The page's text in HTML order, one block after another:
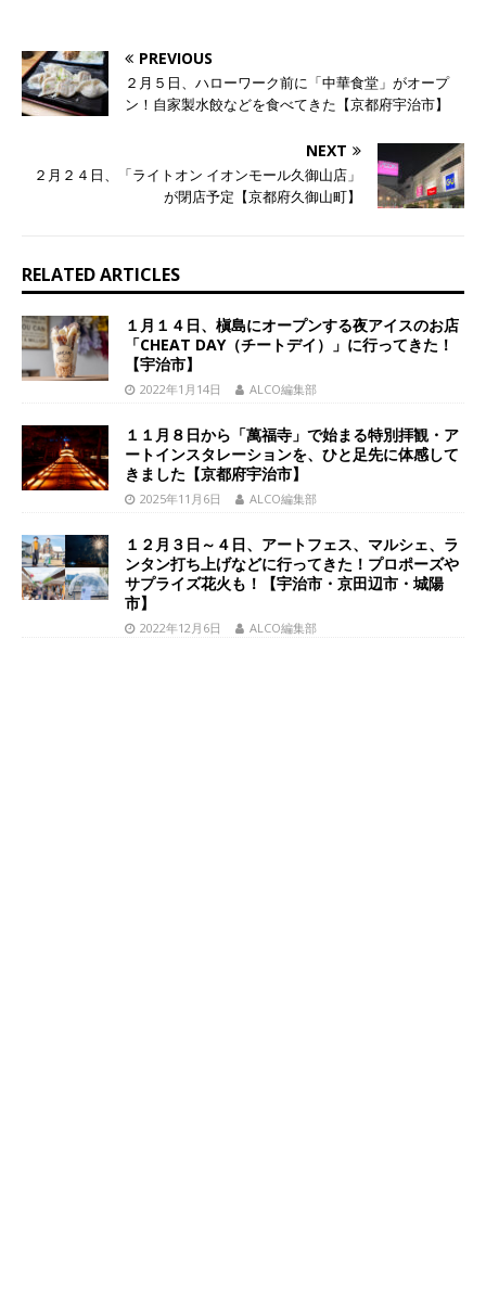
PREVIOUS
２月５日、ハローワーク前に「中華食堂」がオープ
ン！自家製水餃などを食べてきた【京都府宇治市】
NEXT
２月２４日、「ライトオン イオンモール久御山店」
が閉店予定【京都府久御山町】
RELATED ARTICLES
１月１４日、槇島にオープンする夜アイスのお店
「CHEAT DAY（チートデイ）」に行ってきた！
【宇治市】
2022年1月14日 ALCO編集部
１１月８日から「萬福寺」で始まる特別拝観・ア
ートインスタレーションを、ひと足先に体感して
きました【京都府宇治市】
2025年11月6日 ALCO編集部
１２月３日～４日、アートフェス、マルシェ、ラ
ンタン打ち上げなどに行ってきた！プロポーズや
サプライズ花火も！【宇治市・京田辺市・城陽
市】
2022年12月6日 ALCO編集部